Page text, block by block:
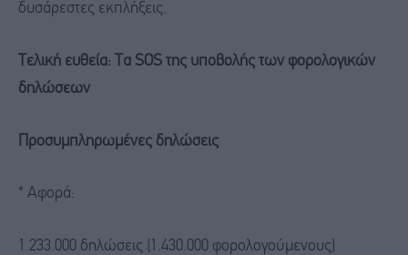
δυσάρεστες εκπλήξεις.
Τελική ευθεία: Tα SOS της υποβολής των φορολογικών
δηλώσεων
Προσυμπληρωμένες δηλώσεις
* Αφορά:
1.233.000 δηλώσεις (1.430.000 φορολογούμενους)